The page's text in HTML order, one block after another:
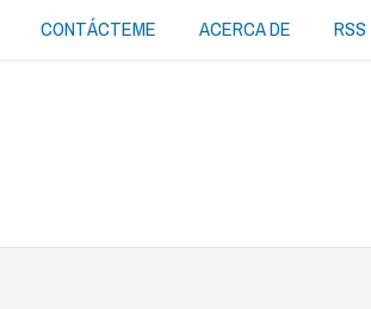
CONTÁCTEME ACERCA DE RSS